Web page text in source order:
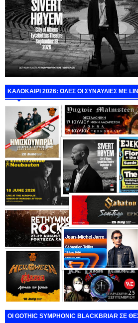
ΚΑΛΟΚΑΙΡΙ 2026: ΟΛΕΣ ΟΙ ΣΥΝΑΥΛΙΕΣ ΜΕ
ΟΙ GOTHIC SYMPHONIC BLACKBRIAR ΣΕ